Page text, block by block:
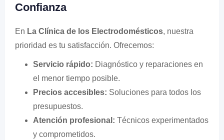
Confianza
En La Clínica de los Electrodomésticos, nuestra
prioridad es tu satisfacción. Ofrecemos:
Servicio rápido: Diagnóstico y reparaciones en
el menor tiempo posible.
Precios accesibles: Soluciones para todos los
presupuestos.
Atención profesional: Técnicos experimentados
y comprometidos.